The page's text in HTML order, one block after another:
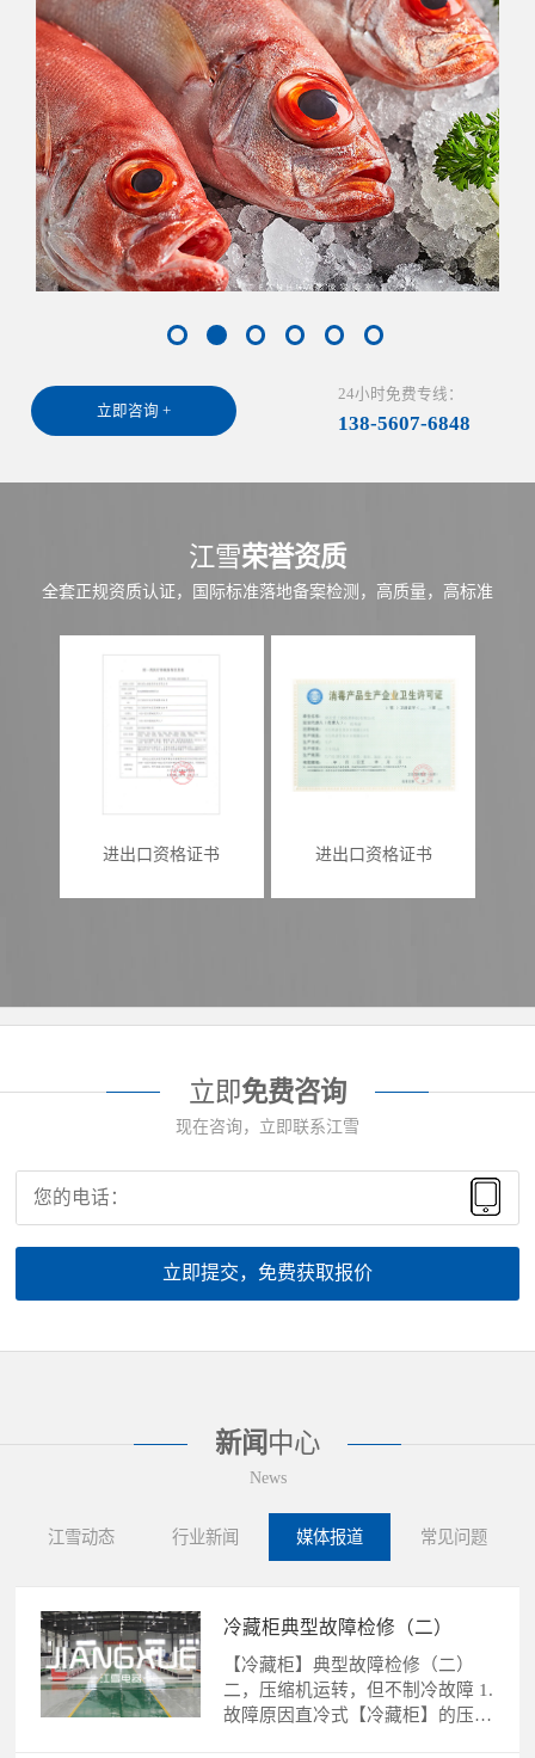
立即咨询 +
24小时免费专线：
138-5607-6848
江雪荣誉资质
全套正规资质认证，国际标准落地备案检测，高质量，高标准
进出口资格证书 进出口资格证书
立即免费咨询
现在咨询，立即联系江雪
立即提交，免费获取报价
新闻 中心
News
江雪动态 行业新闻 媒体报道 常见问题
冷藏柜典型故障检修（二）
【冷藏柜】典型故障检修（二）
二，压缩机运转，但不制冷故障 1.
故障原因直冷式【冷藏柜】的压缩